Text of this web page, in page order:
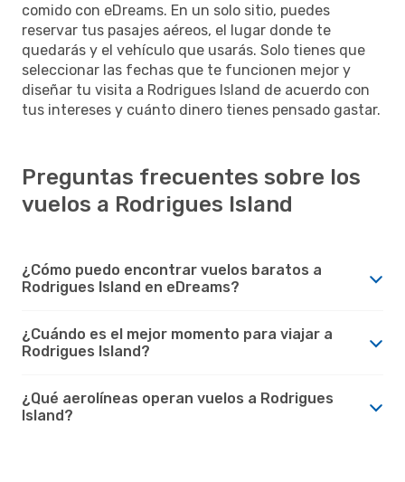
comido con eDreams. En un solo sitio, puedes
reservar tus pasajes aéreos, el lugar donde te
quedarás y el vehículo que usarás. Solo tienes que
seleccionar las fechas que te funcionen mejor y
diseñar tu visita a Rodrigues Island de acuerdo con
tus intereses y cuánto dinero tienes pensado gastar.
Preguntas frecuentes sobre los
vuelos a Rodrigues Island
¿Cómo puedo encontrar vuelos baratos a
Rodrigues Island en eDreams?
¿Cuándo es el mejor momento para viajar a
Rodrigues Island?
¿Qué aerolíneas operan vuelos a Rodrigues
Island?